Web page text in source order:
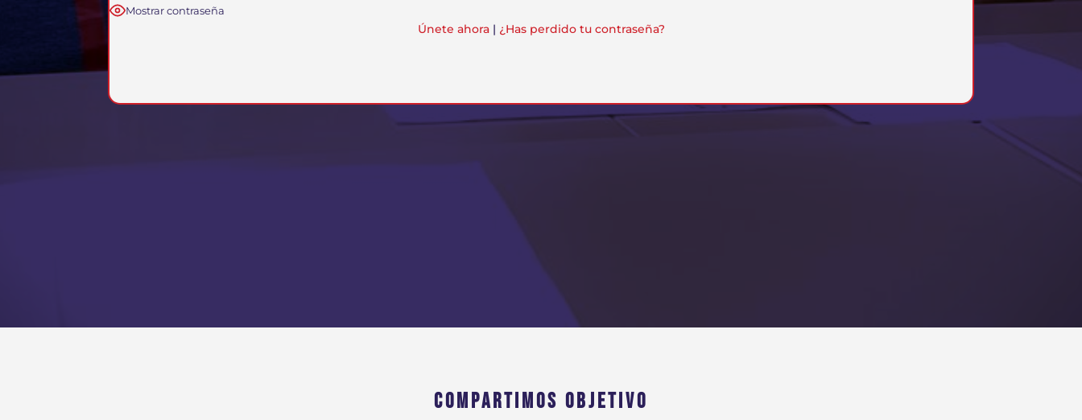
Mostrar contraseña
Únete ahora| ¿Has perdido tu contraseña?
COMPARTIMOS OBJETIVO